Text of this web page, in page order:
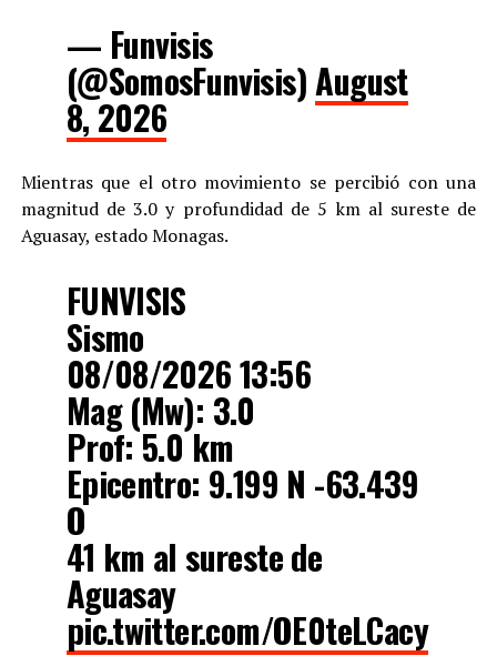
— Funvisis
(@SomosFunvisis) August
8, 2026
Mientras que el otro movimiento se percibió con una
magnitud de 3.0 y profundidad de 5 km al sureste de
Aguasay, estado Monagas.
FUNVISIS
Sismo
08/08/2026 13:56
Mag (Mw): 3.0
Prof: 5.0 km
Epicentro: 9.199 N -63.439
O
41 km al sureste de
Aguasay
pic.twitter.com/OE0teLCacy